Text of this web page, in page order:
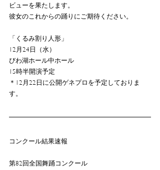
ビューを果たします。
彼女のこれからの踊りにご期待ください。
「くるみ割り人形」
12月24日（水）
びわ湖ホール中ホール
15時半開演予定
＊12月22日に公開ゲネプロを予定しておりま
す。
コンクール結果速報
第82回全国舞踊コンクール